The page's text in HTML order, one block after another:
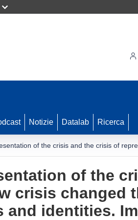
Notizie Datalab Ricerca
of the crisis and the crisis of
of the
crisis changed
and identities.